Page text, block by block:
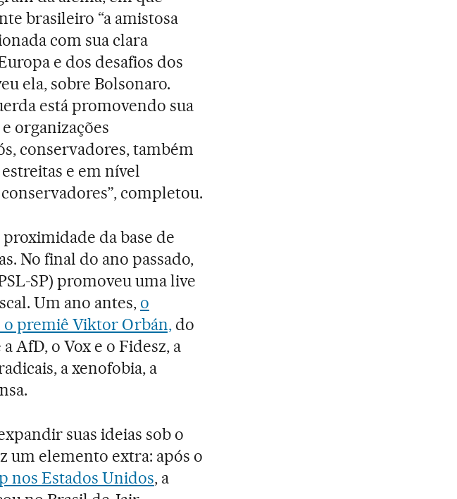
brasileiro “a amistosa
com sua clara
e dos desafios dos
ela, sobre Bolsonaro.
está promovendo sua
organizações
conservadores, também
e em nível
completou.
da base de
No final do ano passado,
SP) promoveu uma live
Um ano antes, o
o premiê Viktor Orbán,do
AfD, o Vox e o Fidesz, a
a xenofobia, a
suas ideias sob o
um elemento extra: após o
nos Estados Unidos, a